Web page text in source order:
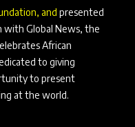
and presented
with Global News, the
African
to giving
to present
at the world.